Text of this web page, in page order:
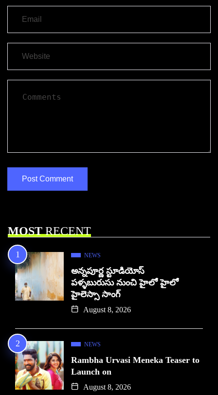
MOSTRECENT
NEWS
అన్నపూర్ణ స్టూడియోస్
పళ్ళబురుసు నుంచి హైలో హైలో
హైలెస్సా సాంగ్
August 8, 2026
NEWS
Rambha Urvasi Meneka Teaser to
Launch on
August 8, 2026